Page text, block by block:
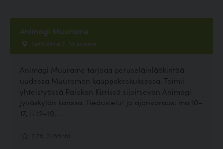
Animagi Muurame
Setäläntie 2, Muurame
Animagi Muurame tarjoaa peruseläinlääkintää
uudessa Muuramen kauppakeskuksessa. Toimii
yhteistyössä Palokan Kirrissä sijaitsevan Animagi
Jyväskylän kanssa. Tiedustelut ja ajanvaraus: ma 10–
17, ti 12–19,...